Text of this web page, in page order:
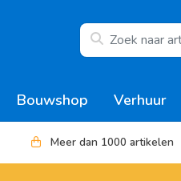
Bouwshop Verhuur
Meer dan 1000 artikelen